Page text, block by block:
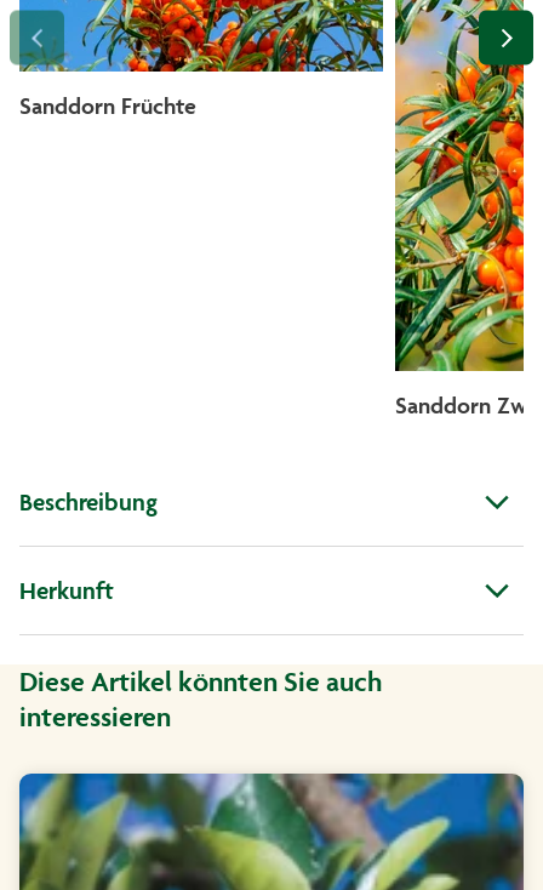
Sanddorn Früchte
Sanddorn
Beschreibung
Herkunft
Diese Artikel könnten Sie auch
interessieren